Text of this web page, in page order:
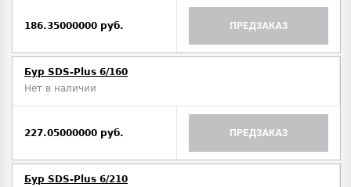
186.35000000 руб. ПРЕДЗАКАЗ
Бур SDS-Plus 6/160
Нет в наличии
227.05000000 руб. ПРЕДЗАКАЗ
Бур SDS-Plus 6/210